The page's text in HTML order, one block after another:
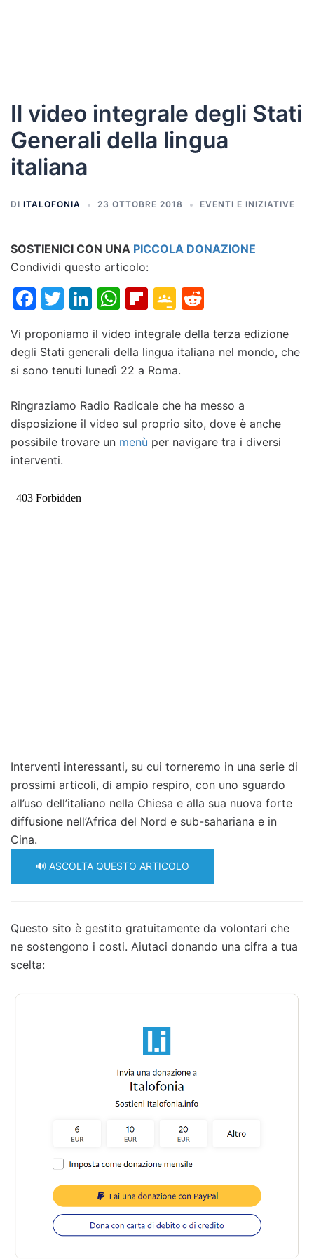
Il video integrale degli Stati
Generali della lingua
italiana
DI ITALOFONIA 23 OTTOBRE 2018 EVENTI E INIZIATIVE
SOSTIENICI CON UNA PICCOLA DONAZIONE
Condividi questo articolo:
Facebook
Twitter
LinkedIn
WhatsApp
Flipboard
Google
Vi proponiamo il video integrale della terza edizione
degli Stati generali della lingua italiana nel mondo, che
si sono tenuti lunedì 22 a Roma.
Ringraziamo Radio Radicale che ha messo a
disposizione il video sul proprio sito, dove è anche
possibile trovare un menù per navigare tra i diversi
interventi.
Interventi interessanti, su cui torneremo in una serie di
prossimi articoli, di ampio respiro, con uno sguardo
all’uso dell’italiano nella Chiesa e alla sua nuova forte
diffusione nell’Africa del Nord e sub-sahariana e in
Cina.
🔊 ASCOLTA QUESTO ARTICOLO
Questo sito è gestito gratuitamente da volontari che
ne sostengono i costi. Aiutaci donando una cifra a tua
scelta: